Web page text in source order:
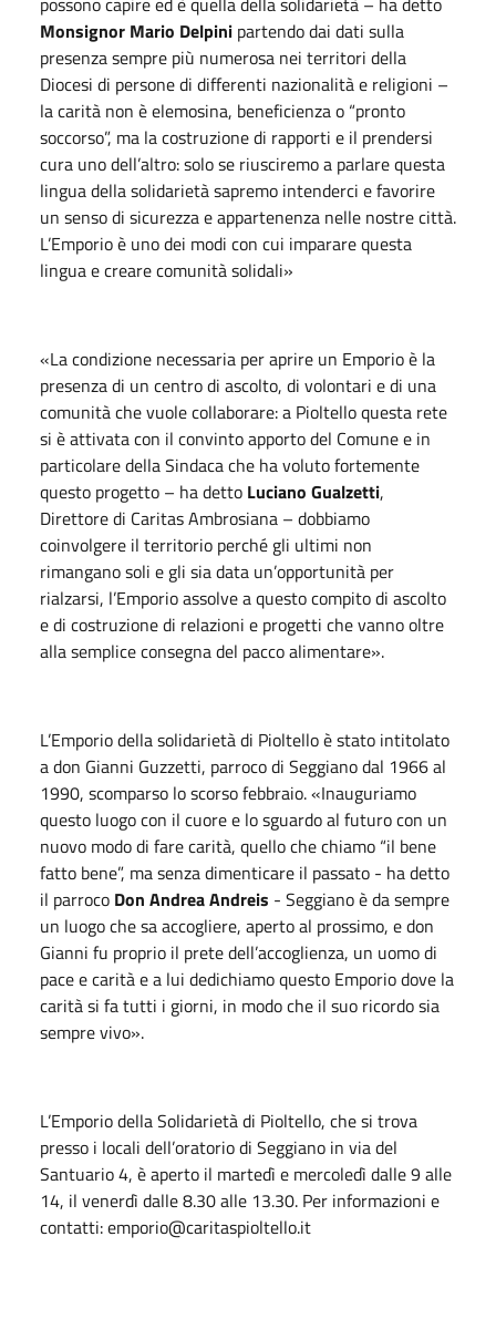
Monsignor Mario Delpini partendo dai dati sulla
presenza sempre più numerosa nei territori della
Diocesi di persone di differenti nazionalità e religioni –
la carità non è elemosina, beneficienza o “pronto
soccorso”, ma la costruzione di rapporti e il prendersi
cura uno dell’altro: solo se riusciremo a parlare questa
lingua della solidarietà sapremo intenderci e favorire
un senso di sicurezza e appartenenza nelle nostre città.
L’Emporio è uno dei modi con cui imparare questa
lingua e creare comunità solidali»
«La condizione necessaria per aprire un Emporio è la
presenza di un centro di ascolto, di volontari e di una
comunità che vuole collaborare: a Pioltello questa rete
si è attivata con il convinto apporto del Comune e in
particolare della Sindaca che ha voluto fortemente
questo progetto – ha detto Luciano Gualzetti,
Direttore di Caritas Ambrosiana – dobbiamo
coinvolgere il territorio perché gli ultimi non
rimangano soli e gli sia data un’opportunità per
rialzarsi, l’Emporio assolve a questo compito di ascolto
e di costruzione di relazioni e progetti che vanno oltre
alla semplice consegna del pacco alimentare».
L’Emporio della solidarietà di Pioltello è stato intitolato
a don Gianni Guzzetti, parroco di Seggiano dal 1966 al
1990, scomparso lo scorso febbraio. «Inauguriamo
questo luogo con il cuore e lo sguardo al futuro con un
nuovo modo di fare carità, quello che chiamo “il bene
fatto bene”, ma senza dimenticare il passato - ha detto
il parroco Don Andrea Andreis - Seggiano è da sempre
un luogo che sa accogliere, aperto al prossimo, e don
Gianni fu proprio il prete dell’accoglienza, un uomo di
pace e carità e a lui dedichiamo questo Emporio dove la
carità si fa tutti i giorni, in modo che il suo ricordo sia
sempre vivo».
L’Emporio della Solidarietà di Pioltello, che si trova
presso i locali dell’oratorio di Seggiano in via del
Santuario 4, è aperto il martedì e mercoledì dalle 9 alle
14, il venerdì dalle 8.30 alle 13.30. Per informazioni e
contatti: emporio@caritaspioltello.it